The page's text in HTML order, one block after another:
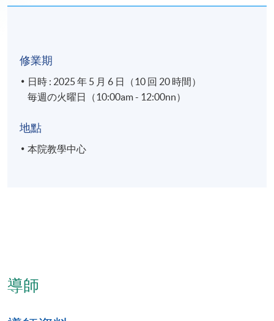
修業期
日時 : 2025 年 5 月 6 日（10 回 20 時間）
毎週の火曜日（10:00am - 12:00nn）
地點
本院教學中心
導師